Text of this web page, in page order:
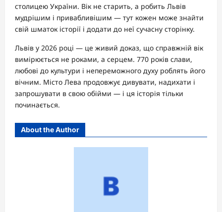
столицею України. Вік не старить, а робить Львів
мудрішим і привабливішим — тут кожен може знайти
свій шматок історії і додати до неї сучасну сторінку.
Львів у 2026 році — це живий доказ, що справжній вік
вимірюється не роками, а серцем. 770 років слави,
любові до культури і непереможного духу роблять його
вічним. Місто Лева продовжує дивувати, надихати і
запрошувати в свою обійми — і ця історія тільки
починається.
About the Author